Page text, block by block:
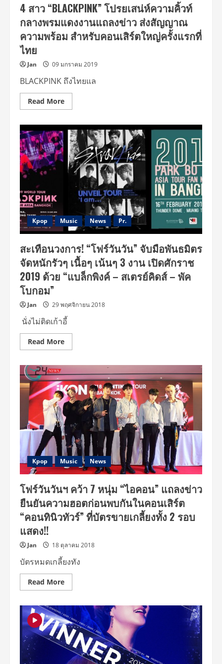
[IN
YOUR
AREA]
BANGKOK
with
KIA’
4 สาว “BLACKPINK” โปรยเสน่ห์ความคิ้วท์
กลางพรมแดงงานแถลงข่าว ส่งสัญญาณ
ความพร้อม สำหรับคอนเสิร์ตใหญ่ครั้งแรกที่
ไทย
Jan 09 มกราคม 2019
BLACKPINK ถึงไทยแล
Read MoreRead
more
สาว
“BLACKPINK”
โปรย
เสน่ห์
ความ
คิ้ว
ท์
กลาง
พรม
ส่ง
สัญญาณ
ความ
สำหรับ
คอนเสิร์ต
ใหญ่
ครั้ง
แรก
ที่
Kpop Music News Pr.
สะเทือนวงการ! “โฟร์วันวัน” จับมือพันธมิตร
จัดหนักรัวๆ เนื้อๆ เน้นๆ 3 งาน เปิดศักราช
2019 ด้วย “แบล็กพิงค์ – สเตรย์คิดส์ – พัค
โบกอม”
Jan 29 พฤศจิกายน 2018
นั่งไม่ติดเก้าอี้
Read MoreRead
more
วงการ!
“โฟร์
วัน
วัน”
จับ
มือ
พันธมิตร
จัด
หนัก
รัวๆ
เนื้อๆ
เน้นๆ
3
งาน
เปิด
ศักราช
ด้วย
“แบ
ล็ก
พิงค์
–
ส
คิด
ส์
พัค
อม”
Kpop Music News
โฟร์วันวันฯ คว้า 7 หนุ่ม “ไอคอน” แถลงข่าว
ยืนยันความฮอตก่อนพบกันในคอนเสิร์ต
“คอนทินิวทัวร์” ที่บัตรขายเกลี้ยงทั้ง 2 รอบ
แสดง!!
Jan 18 ตุลาคม 2018
บัตรหมดเกลี้ยงทัง
Read MoreRead
more
วัน
วันฯ
คว้า
7
หนุ่ม
“ไอคอน”
แถลง
ข่าว